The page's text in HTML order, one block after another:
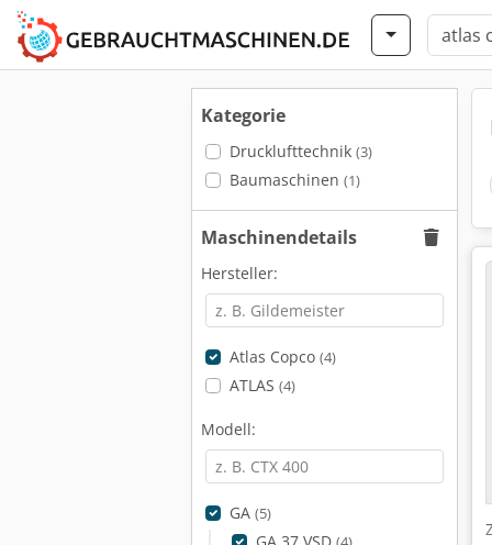
Kategorie
Drucklufttechnik (3)
Baumaschinen (1)
Maschinendetails
Hersteller:
Atlas Copco (4)
ATLAS (4)
Modell:
GA (5)